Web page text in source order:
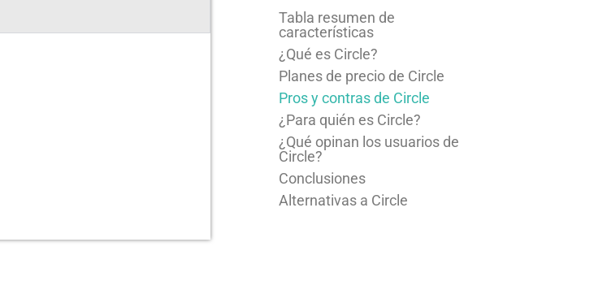
Tabla resumen de
características
¿Qué es Circle?
Planes de precio de Circle
Pros y contras de Circle
¿Para quién es Circle?
¿Qué opinan los usuarios de
Circle?
Conclusiones
Alternativas a Circle